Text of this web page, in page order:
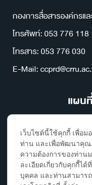
กองการสื่อสารองค์กรแ
โทรศัพท์: 053 776 118
โทรสาร: 053 776 030
E-Mail:
แผน
เว็บไซต์นี้ใช้คุกกี้ เพื่อ
ท่าน และเพื่อพัฒนาคุณ
ความต้องการของท่าน
ละเอียดเกี่ยวกับคุกกี้ไ
บุคคล และท่านสามาร